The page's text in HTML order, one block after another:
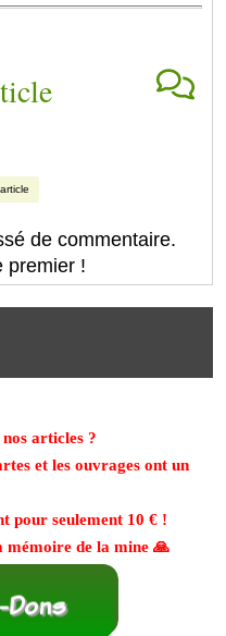
articles ?
et les ouvrages ont un
pour seulement 10 €!
de la mine 🙏
de commentaire.
premier !